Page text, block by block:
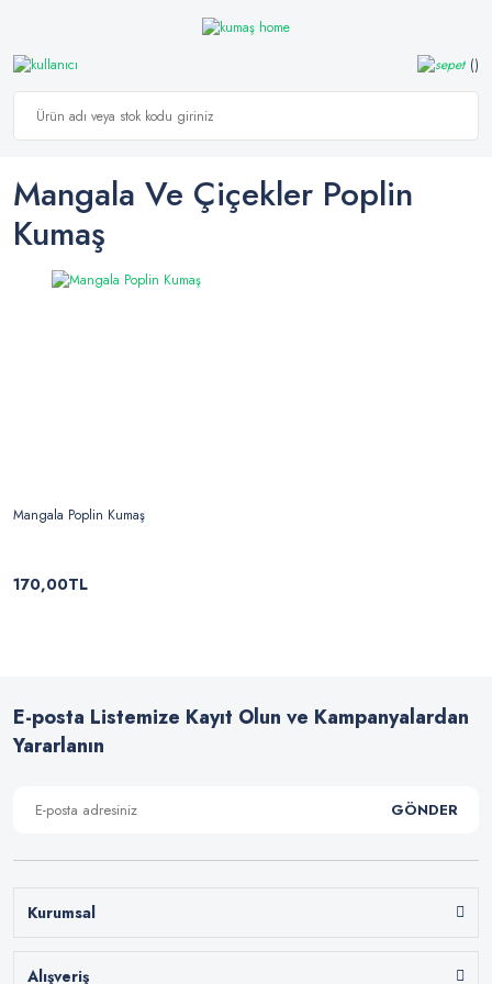
Mangala Ve Çiçekler Poplin
Kumaş
Mangala Poplin Kumaş
170,00TL
E-posta Listemize Kayıt Olun ve Kampanyalardan
Yararlanın
GÖNDER
Kurumsal
Alışveriş